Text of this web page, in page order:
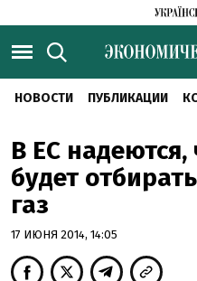
НОВОСТИ ПУБЛИКАЦИИ
В ЕС
будет
газ
17 ИЮНЯ 2014, 14:05